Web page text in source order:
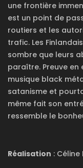
une frontière
est un point de
routiers et les
trafic. Les
sombre que leurs
paraître. Preuve
musique black
satanisme et
même fait son
ressemble le
Réalisation :